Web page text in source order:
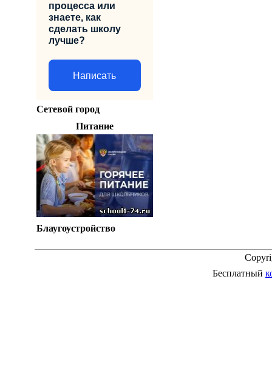
процесса или
знаете, как
сделать школу
лучше?
Написать
Сетевой город
Питание
Блаугоустройство
Бесплатный